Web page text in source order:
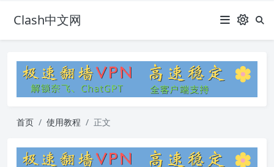
Clash中文网
首页 使用教程 正文